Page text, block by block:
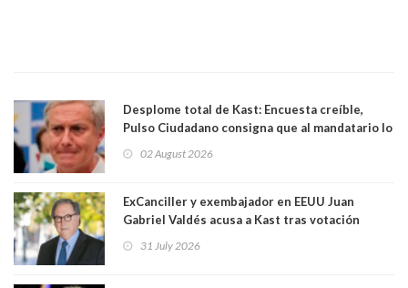
Desplome total de Kast: Encuesta creíble,
Pulso Ciudadano consigna que al mandatario lo
sacó en primera vuelta. Rechazo es de 58.9% y
64.8%
02 August 2026
ExCanciller y exembajador en EEUU Juan
Gabriel Valdés acusa a Kast tras votación
"Si hay una persona responsable es él"
31 July 2026